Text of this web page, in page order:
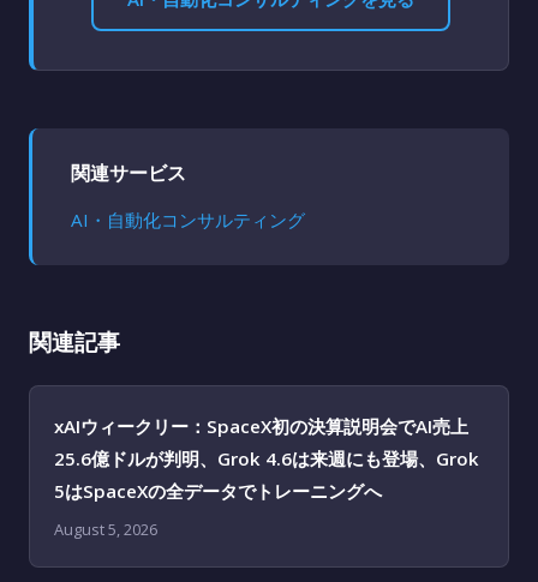
関連サービス
AI・自動化コンサルティング
関連記事
xAIウィークリー：SpaceX初の決算説明会でAI売上
25.6億ドルが判明、Grok 4.6は来週にも登場、Grok
5はSpaceXの全データでトレーニングへ
August 5, 2026